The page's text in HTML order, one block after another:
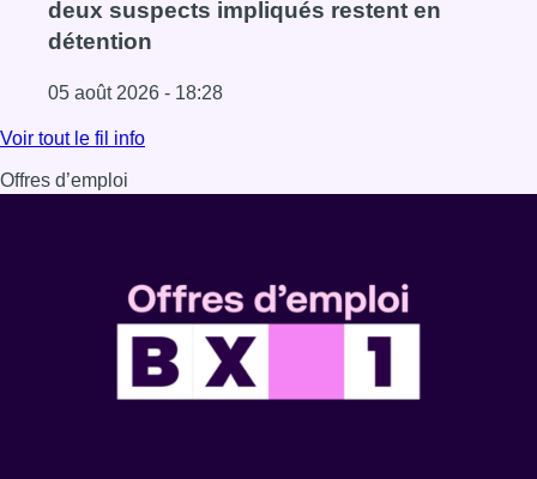
deux suspects impliqués restent en
détention
05 août 2026 - 18:28
Lire l'article Violente altercation à la station Bourse: les
Voir tout le fil info
Offres d’emploi